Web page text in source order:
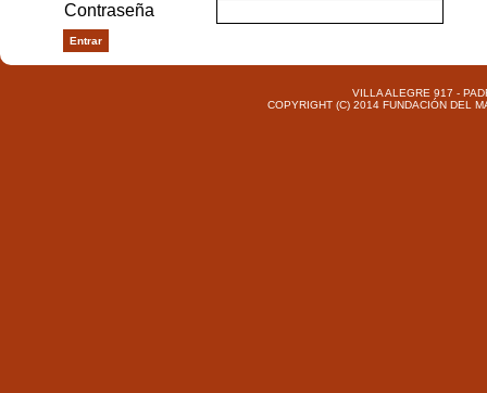
Contraseña
VILLA ALEGRE 917 -
COPYRIGHT (C) 2014 FUNDACIÓN DEL